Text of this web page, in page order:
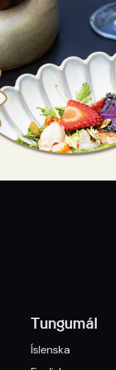
Tungumál
Íslenska